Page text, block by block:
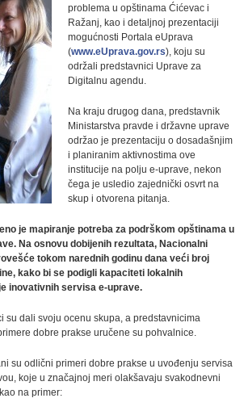
problema u opštinama Ćićevac i
Ražanj, kao i detaljnoj prezentaciji
mogućnosti Portala eUprava
(www.eUprava.gov.rs), koju su
održali predstavnici Uprave za
Digitalnu agendu.
Na kraju drugog dana, predstavnik
Ministarstva pravde i državne uprave
održao je prezentaciju o dosadašnjim
i planiranim aktivnostima ove
institucije na polju e-uprave, nekon
čega je usledio zajednički osvrt na
skup i otvorena pitanja.
je mapiranje potreba za podrškom opštinama u
Na osnovu dobijenih rezultata, Nacionalni
tokom narednih godinu dana veći broj
kako bi se podigli kapaciteti lokalnih
inovativnih servisa e-uprave.
su dali svoju ocenu skupa, a predstavnicima
dobre prakse uručene su pohvalnice.
su odlični primeri dobre prakse u uvođenju servisa
koje u značajnoj meri olakšavaju svakodnevni
na primer: